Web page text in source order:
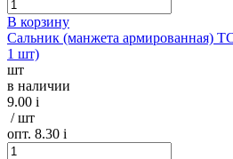
В корзину
Сальник (манжета армированная)
1 шт)
шт
в наличии
9.00 i
/ шт
опт. 8.30 i